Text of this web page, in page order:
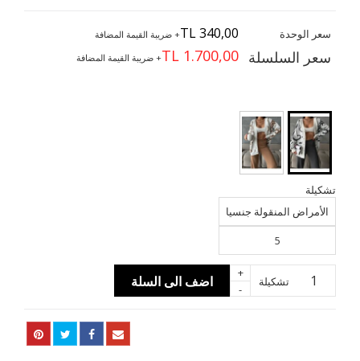
سعر الوحدة TL 340,00+ ضريبة القيمة المضافة
سعر السلسلة TL 1.700,00+ ضريبة القيمة المضافة
تشكيلة
الأمراض المنقولة جنسيا
5
تشكيلة
+
-
اضف الى السلة